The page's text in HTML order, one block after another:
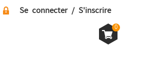
Se connecter / S'inscrire
0